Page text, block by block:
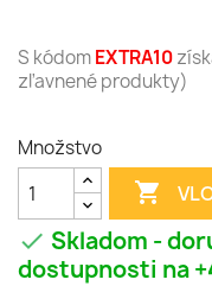
S kódomEXTRA10
zľavnené produkty)
Množstvo

 Skladom -
dostupnosti na